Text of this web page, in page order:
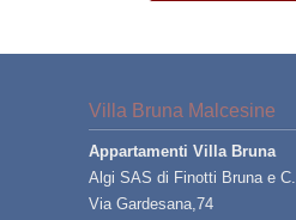
Villa Bruna Malcesine
Appartamenti Villa Bruna
Algi SAS di Finotti Bruna e C.
Via Gardesana,74